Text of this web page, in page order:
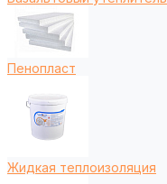
Пенопласт
Жидкая теплоизоляция